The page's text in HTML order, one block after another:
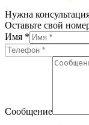
Нужна
Оставьте свой
Имя *
Сообщение